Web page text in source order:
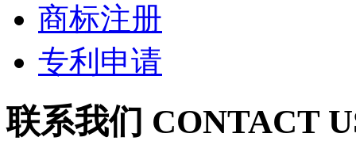
商标注册
专利申请
联系我们 CONTACT